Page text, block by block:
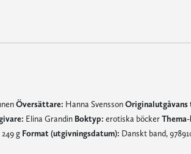
Översättare: Hanna Svensson
Elina Grandin Boktyp: erotiska böcker
249 g Format (utgivningsdatum): Danskt band,